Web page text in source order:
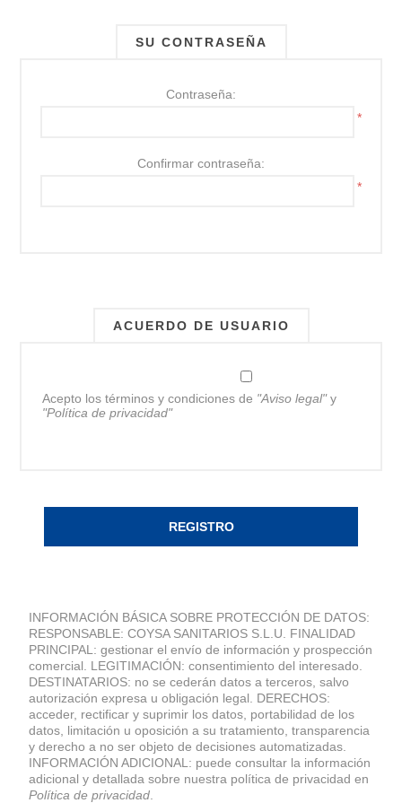
SU CONTRASEÑA
Contraseña:
*
Confirmar contraseña:
*
ACUERDO DE USUARIO
Acepto los términos y condiciones de "Aviso legal"y
"Política de privacidad"
REGISTRO
INFORMACIÓN BÁSICA SOBRE PROTECCIÓN DE DATOS:
RESPONSABLE: COYSA SANITARIOS S.L.U. FINALIDAD
PRINCIPAL: gestionar el envío de información y prospección
comercial. LEGITIMACIÓN: consentimiento del interesado.
DESTINATARIOS: no se cederán datos a terceros, salvo
autorización expresa u obligación legal. DERECHOS:
acceder, rectificar y suprimir los datos, portabilidad de los
datos, limitación u oposición a su tratamiento, transparencia
y derecho a no ser objeto de decisiones automatizadas.
INFORMACIÓN ADICIONAL: puede consultar la información
adicional y detallada sobre nuestra política de privacidad en
Política de privacidad